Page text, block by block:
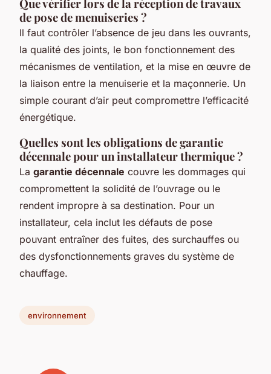
Que vérifier lors de la réception de travaux
de pose de menuiseries ?
Il faut contrôler l’absence de jeu dans les ouvrants,
la qualité des joints, le bon fonctionnement des
mécanismes de ventilation, et la mise en œuvre de
la liaison entre la menuiserie et la maçonnerie. Un
simple courant d’air peut compromettre l’efficacité
énergétique.
Quelles sont les obligations de garantie
décennale pour un installateur thermique ?
La garantie décennale couvre les dommages qui
compromettent la solidité de l’ouvrage ou le
rendent impropre à sa destination. Pour un
installateur, cela inclut les défauts de pose
pouvant entraîner des fuites, des surchauffes ou
des dysfonctionnements graves du système de
chauffage.
environnement